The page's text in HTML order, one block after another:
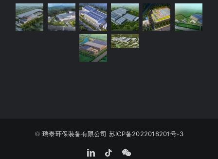
©️瑞泰环保装备有限公司 苏ICP备2022018201号-3
LinkedIn
TiktokWeChat